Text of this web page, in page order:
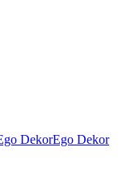
DekorEgo Dekor